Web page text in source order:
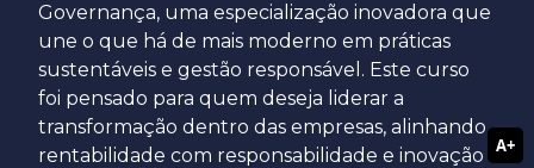
Governança, uma especialização inovadora que
une o que há de mais moderno em práticas
sustentáveis e gestão responsável. Este curso
foi pensado para quem deseja liderar a
transformação dentro das empresas, alinhando
rentabilidade com responsabilidade e inovação
A+